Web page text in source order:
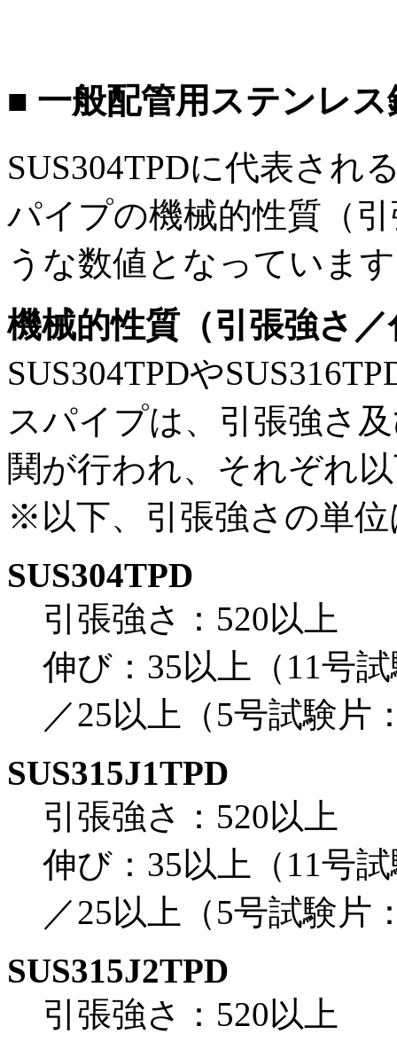
■ 一般配管用ステンレ
SUS304TPDに代表され
パイプの機械的性質（
うな数値となっていま
機械的性質（引張強さ
SUS304TPDや
スパイプは、引張強さ
鬨が行われ、それぞれ
※以下、引張強さの単位
SUS304TPD
引張強さ：520以上
伸び：35以上（11号
／25以上（5号試験片
SUS315J1TPD
引張強さ：520以上
伸び：35以上（11号
／25以上（5号試験片
SUS315J2TPD
引張強さ：520以上